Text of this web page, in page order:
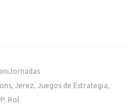
, Jerez Juegos de Estrategia
, Rol